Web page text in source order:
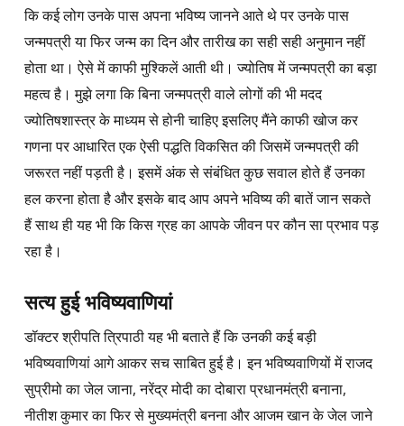
कि कई लोग उनके पास अपना भविष्य जानने आते थे पर उनके पास
जन्मपत्री या फिर जन्म का दिन और तारीख का सही सही अनुमान नहीं
होता था। ऐसे में काफी मुश्किलें आती थी। ज्योतिष में जन्मपत्री का बड़ा
महत्व है। मुझे लगा कि बिना जन्मपत्री वाले लोगों की भी मदद
ज्योतिषशास्त्र के माध्यम से होनी चाहिए इसलिए मैंने काफी खोज कर
गणना पर आधारित एक ऐसी पद्धति विकसित की जिसमें जन्मपत्री की
जरूरत नहीं पड़ती है। इसमें अंक से संबंधित कुछ सवाल होते हैं उनका
हल करना होता है और इसके बाद आप अपने भविष्य की बातें जान सकते
हैं साथ ही यह भी कि किस ग्रह का आपके जीवन पर कौन सा प्रभाव पड़
रहा है।
सत्य हुई भविष्यवाणियां
डॉक्टर श्रीपति त्रिपाठी यह भी बताते हैं कि उनकी कई बड़ी
भविष्यवाणियां आगे आकर सच साबित हुई है। इन भविष्यवाणियों में राजद
सुप्रीमो का जेल जाना, नरेंद्र मोदी का दोबारा प्रधानमंत्री बनाना,
नीतीश कुमार का फिर से मुख्यमंत्री बनना और आजम खान के जेल जाने